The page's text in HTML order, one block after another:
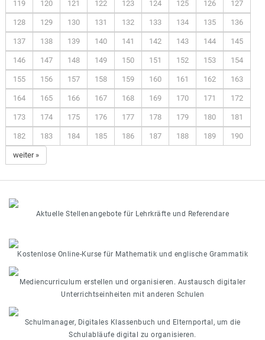
119 120 121 122 123 124 125 126 127
128 129 130 131 132 133 134 135 136
137 138 139 140 141 142 143 144 145
146 147 148 149 150 151 152 153 154
155 156 157 158 159 160 161 162 163
164 165 166 167 168 169 170 171 172
173 174 175 176 177 178 179 180 181
182 183 184 185 186 187 188 189 190
weiter »
Aktuelle Stellenangebote für Lehrkräfte und Referendare
Kostenlose Online-Kurse für Mathematik und englische Grammatik
Mediencurriculum erstellen und organisieren. Austausch digitaler
Unterrichtseinheiten mit anderen Schulen
Schulmanager, Digitales Klassenbuch und Elternportal, um die
Schulabläufe digital zu organisieren.